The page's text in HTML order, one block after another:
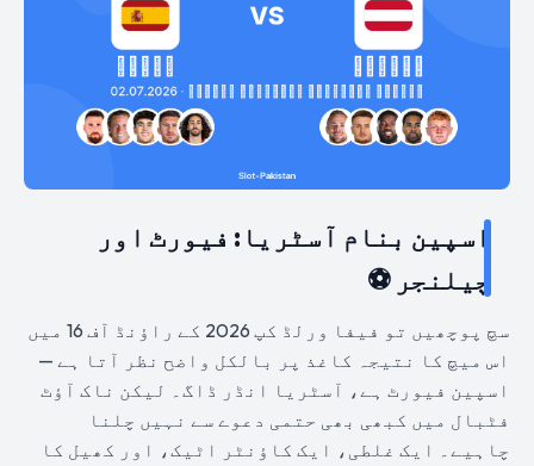
اسپین بنام آسٹریا: فیورٹ اور
چیلنجر ⚽
سچ پوچھیں تو فیفا ورلڈ کپ 2026 کے راؤنڈ آف 16 میں
اس میچ کا نتیجہ کاغذ پر بالکل واضح نظر آتا ہے —
اسپین فیورٹ ہے، آسٹریا انڈر ڈاگ۔ لیکن ناک آؤٹ
فٹبال میں کبھی بھی حتمی دعوے سے نہیں چلنا
چاہیے۔ ایک غلطی، ایک کاؤنٹر اٹیک، اور کھیل کا